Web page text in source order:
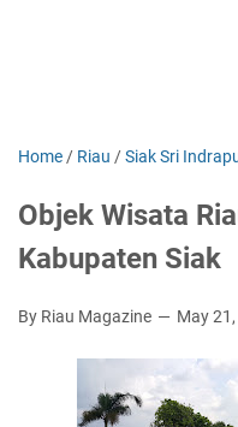
Home / Riau /Siak Sri
Objek Wisata
Kabupaten Siak
By Riau Magazine May